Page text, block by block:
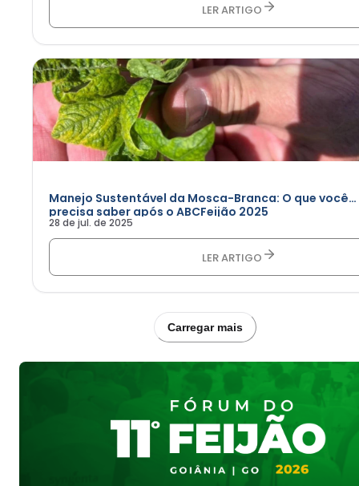
LER ARTIGO
Manejo Sustentável da Mosca-Branca: O que você
precisa saber após o ABCFeijão 2025
28 de jul. de 2025
LER ARTIGO
Carregar mais